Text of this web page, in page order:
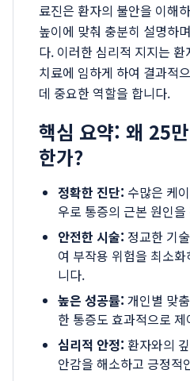
료진은 환자의 불안을 이해
높이에 맞춰 충분히 설명하
다. 이러한 심리적 지지는
치료에 임하게 하여 결과적
데 중요한 역할을 합니다.
핵심 요약: 왜 25
한가?
정확한 진단: 수많은 케
우로 통증의 근본 원인
안전한 시술: 정교한 기
여 부작용 위험을 최소
니다.
높은 성공률: 개인별 맞
한 통증도 효과적으로
심리적 안정: 환자와의
안감을 해소하고 긍정적